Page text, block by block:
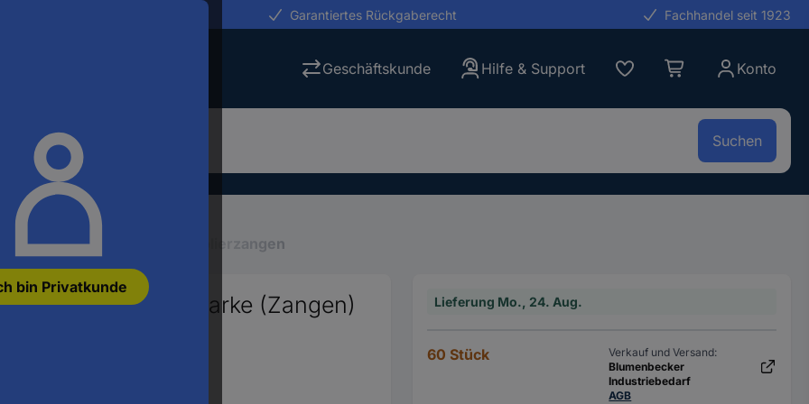
bin Privatkunde
Garantiertes Rückgaberecht Fachhandel seit 1923
Geschäftskunde Hilfe & Support Konto
Suchen
Abisolierwerkzeuge Abisolierzangen
Passend für Marke (Zangen) Lieferung Mo., 24. Aug.
60 Stück
Verkauf und Versand:
Blumenbecker
Industriebedarf
AGB